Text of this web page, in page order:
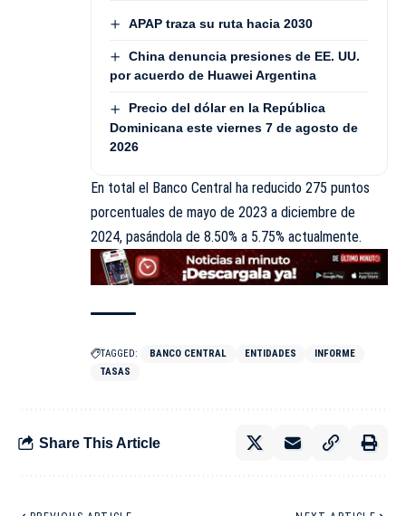
APAP traza su ruta hacia 2030
China denuncia presiones de EE. UU.
por acuerdo de Huawei Argentina
Precio del dólar en la República
Dominicana este viernes 7 de agosto de
2026
En total el Banco Central ha reducido 275 puntos
porcentuales de mayo de 2023 a diciembre de
2024, pasándola de 8.50% a 5.75% actualmente.
TAGGED: BANCO CENTRAL ENTIDADES
INFORME
TASAS
Share This Article